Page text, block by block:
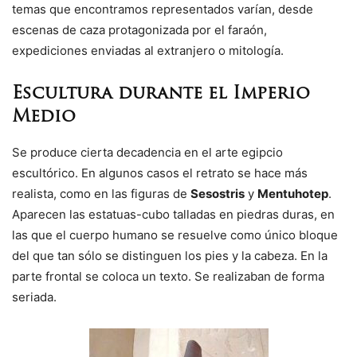
temas que encontramos representados varían, desde
escenas de caza protagonizada por el faraón,
expediciones enviadas al extranjero o mitología.
Escultura durante el Imperio
Medio
Se produce cierta decadencia en el arte egipcio
escultórico. En algunos casos el retrato se hace más
realista, como en las figuras de Sesostris y Mentuhotep.
Aparecen las estatuas-cubo talladas en piedras duras, en
las que el cuerpo humano se resuelve como único bloque
del que tan sólo se distinguen los pies y la cabeza. En la
parte frontal se coloca un texto. Se realizaban de forma
seriada.